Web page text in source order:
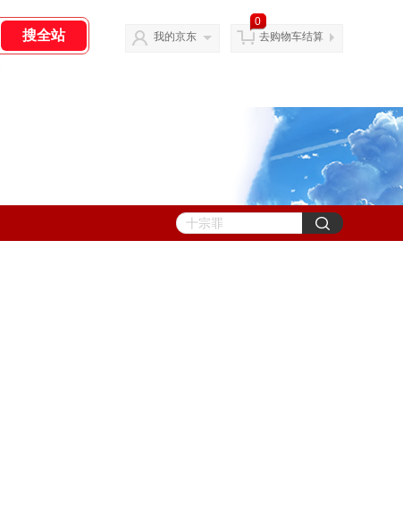
我的京东
0
去购物车结算